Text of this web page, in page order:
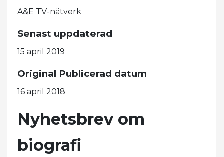
A&E TV-nätverk
Senast uppdaterad
15 april 2019
Original Publicerad datum
16 april 2018
Nyhetsbrev om
biografi